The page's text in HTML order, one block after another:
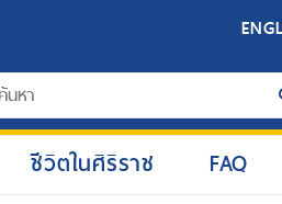
ชีวิตในศิริราช FAQ